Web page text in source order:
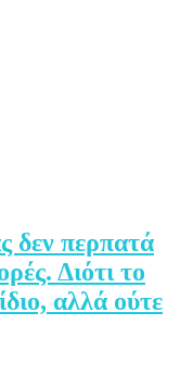
δεν περπατά
Διότι το
αλλά ούτε